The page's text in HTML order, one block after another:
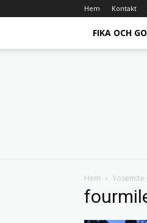
Hem Kontakt
FIKA OCH
Hem Yosemite